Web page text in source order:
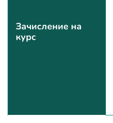
Зачисление на
курс